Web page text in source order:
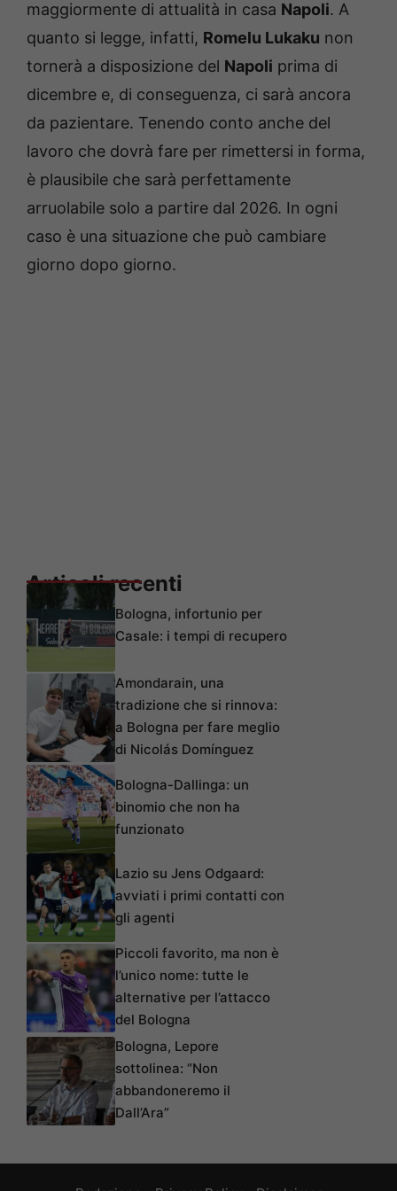
maggiormente di attualità in casa Napoli. A
quanto si legge, infatti, Romelu Lukaku non
tornerà a disposizione del Napoli prima di
dicembre e, di conseguenza, ci sarà ancora
da pazientare. Tenendo conto anche del
lavoro che dovrà fare per rimettersi in forma,
è plausibile che sarà perfettamente
arruolabile solo a partire dal 2026. In ogni
caso è una situazione che può cambiare
giorno dopo giorno.
Articoli recenti
Bologna, infortunio per
Casale: i tempi di recupero
Amondarain, una
tradizione che si rinnova:
a Bologna per fare meglio
di Nicolás Domínguez
Bologna-Dallinga: un
binomio che non ha
funzionato
Lazio su Jens Odgaard:
avviati i primi contatti con
gli agenti
Piccoli favorito, ma non è
l’unico nome: tutte le
alternative per l’attacco
del Bologna
Bologna, Lepore
sottolinea: “Non
abbandoneremo il
Dall’Ara”